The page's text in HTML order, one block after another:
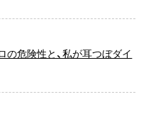
の危険性と、私が耳つぼダイ